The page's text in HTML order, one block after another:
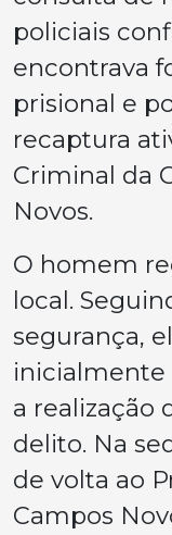
policiais
encontrava
prisional e
recaptura
Criminal da
Novos.
O homem
local.
segurança,
inicialmente
a realização
delito. Na
de volta ao
Campos